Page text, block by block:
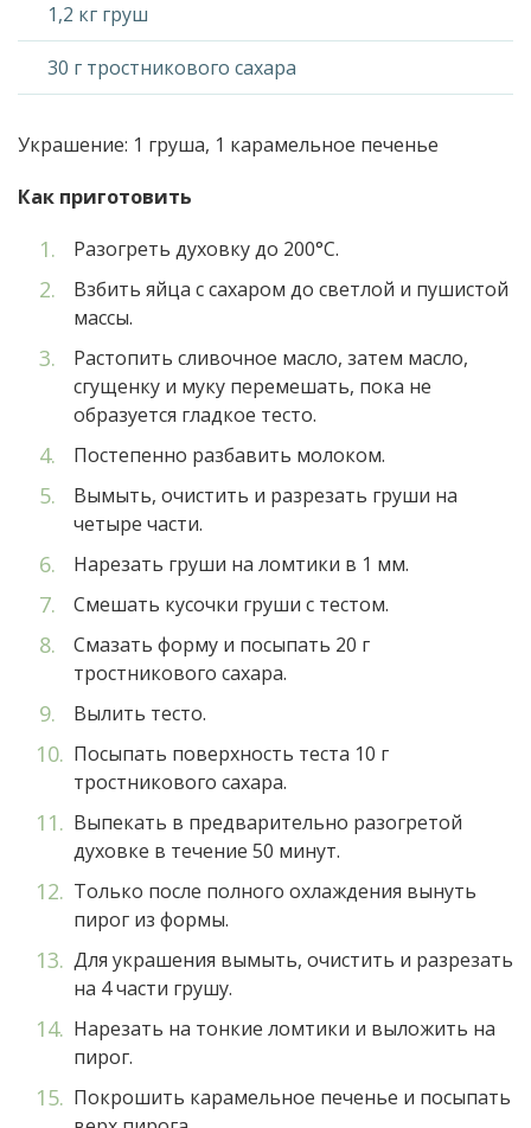
1,2 кг груш
30 г тростникового сахара
Украшение: 1 груша, 1 карамельное печенье
Как приготовить
Разогреть духовку до 200°С.
Взбить яйца с сахаром до светлой и пушистой
массы.
Растопить сливочное масло, затем масло,
сгущенку и муку перемешать, пока не
образуется гладкое тесто.
Постепенно разбавить молоком.
Вымыть, очистить и разрезать груши на
четыре части.
Нарезать груши на ломтики в 1 мм.
Смешать кусочки груши с тестом.
Смазать форму и посыпать 20 г
тростникового сахара.
Вылить тесто.
Посыпать поверхность теста 10 г
тростникового сахара.
Выпекать в предварительно разогретой
духовке в течение 50 минут.
Только после полного охлаждения вынуть
пирог из формы.
Для украшения вымыть, очистить и разрезать
на 4 части грушу.
Нарезать на тонкие ломтики и выложить на
пирог.
Покрошить карамельное печенье и посыпать